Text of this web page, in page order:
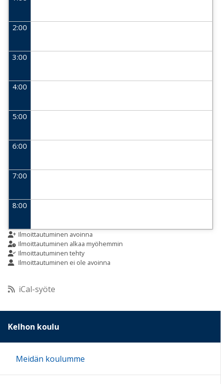
2:00
3:00
4:00
5:00
6:00
7:00
8:00
9:00
10:00
11:00
12:00
Ilmoittautuminen avoinna
Ilmoittautuminen alkaa myöhemmin
Ilmoittautuminen tehty
Ilmoittautuminen ei ole avoinna
iCal-syöte
Kelhon koulu
Meidän koulumme